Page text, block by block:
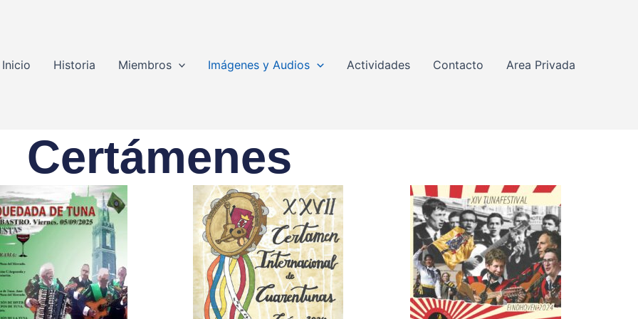
Inicio
Historia Miembros Imágenes y Audios Actividades Contacto Area Privada
Certámenes